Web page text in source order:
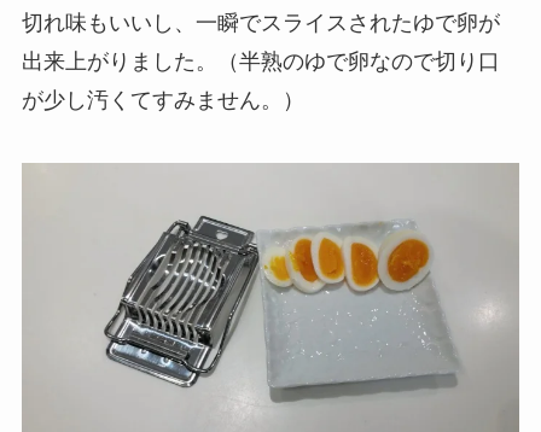
切れ味もいいし、一瞬でスライスされたゆで卵が
出来上がりました。（半熟のゆで卵なので切り口
が少し汚くてすみません。）